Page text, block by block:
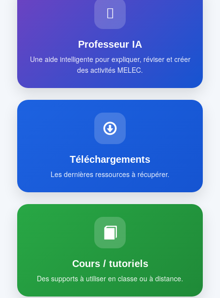
Professeur IA
Une aide intelligente pour expliquer, réviser et créer
des activités MELEC.
Téléchargements
Les dernières ressources à récupérer.
Cours / tutoriels
Des supports à utiliser en classe ou à distance.